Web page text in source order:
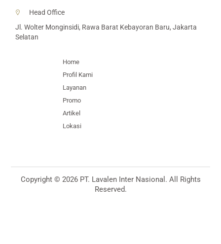
Head Office
Jl. Wolter Monginsidi, Rawa Barat Kebayoran Baru, Jakarta
Selatan
Home
Profil Kami
Layanan
Promo
Artikel
Lokasi
Copyright © 2026 PT. Lavalen Inter Nasional. All Rights
Reserved.